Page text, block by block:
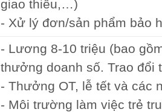
giao thiếu,…)
- Xử lý đơn/sản phẩm bảo
- Lương 8-10 triệu (bao
thưởng doanh số. Trao đổi
- Thưởng OT, lễ tết và các
- Môi trường làm việc trẻ